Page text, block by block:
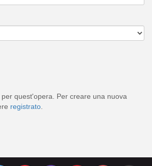
quest'opera. Per creare una nuova
registrato